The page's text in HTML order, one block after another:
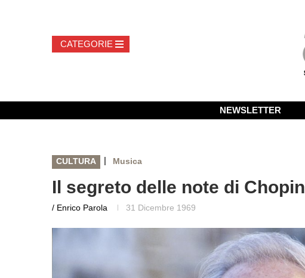
NEWSLETTER
CULTURA | Musica
Il segreto delle note di Chopin
/ Enrico Parola 31 Dicembre 1969